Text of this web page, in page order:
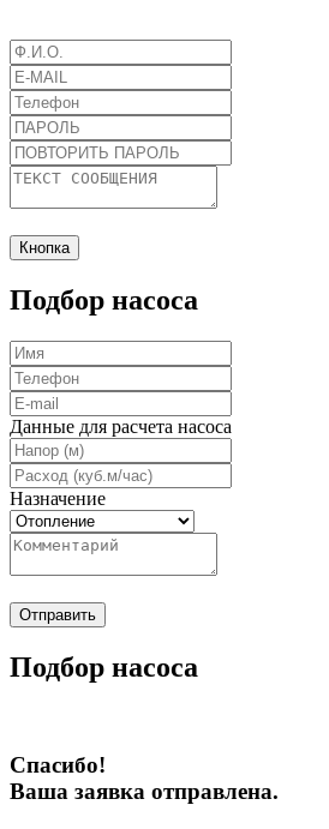
Кнопка
Подбор насоса
Данные для расчета насоса
Назначение
Отправить
Подбор насоса
Спасибо!
Ваша заявка отправлена.